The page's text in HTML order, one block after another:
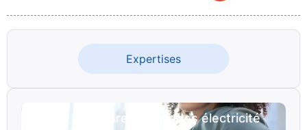
Expertises
Besoin d'un bureau d'études électricité